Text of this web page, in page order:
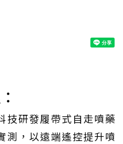
技研發履帶式自走噴藥
測，以遠端遙控提升噴